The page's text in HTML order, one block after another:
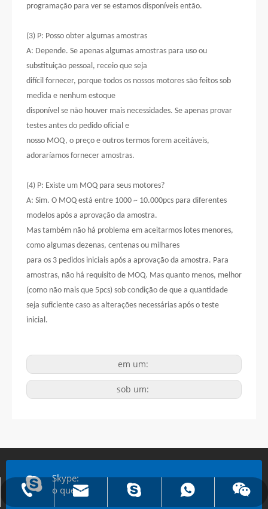
programação para ver se estamos disponíveis então.
(3) P: Posso obter algumas amostras
A: Depende. Se apenas algumas amostras para uso ou
substituição pessoal, receio que seja
difícil fornecer, porque todos os nossos motores são feitos sob
medida e nenhum estoque
disponível se não houver mais necessidades. Se apenas provar
testes antes do pedido oficial e
nosso MOQ, o preço e outros termos forem aceitáveis,
adoraríamos fornecer amostras.
(4) P: Existe um MOQ para seus motores?
A: Sim. O MOQ está entre 1000 ~ 10.000pcs para diferentes
modelos após a aprovação da amostra.
Mas também não há problema em aceitarmos lotes menores,
como algumas dezenas, centenas ou milhares
para os 3 pedidos iniciais após a aprovação da amostra. Para
amostras, não há requisito de MOQ. Mas quanto menos, melhor
(como não mais que 5pcs) sob condição de que a quantidade
seja suficiente caso as alterações necessárias após o teste
inicial.
em um:
sob um:
Skype:
o que foi
Tel:0086 13808637315
E-mail:james@hkritscher.com
Skype: whzggm
Whatsapp:+86 13808637315
Bate-papo: weiyu287